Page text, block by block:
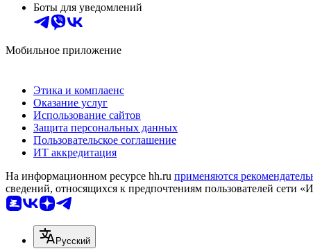
Боты для уведомлений
Мобильное приложение
Этика и комплаенс
Оказание услуг
Использование сайтов
Защита персональных данных
Пользовательское соглашение
ИТ аккредитация
На информационном ресурсе hh.ru применяются
сведений, относящихся к предпочтениям пользователей сети
Русский